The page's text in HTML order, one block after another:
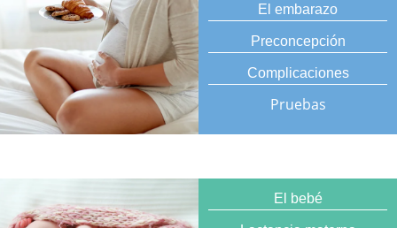
El embarazo
Preconcepción
Complicaciones
Pruebas
El bebé